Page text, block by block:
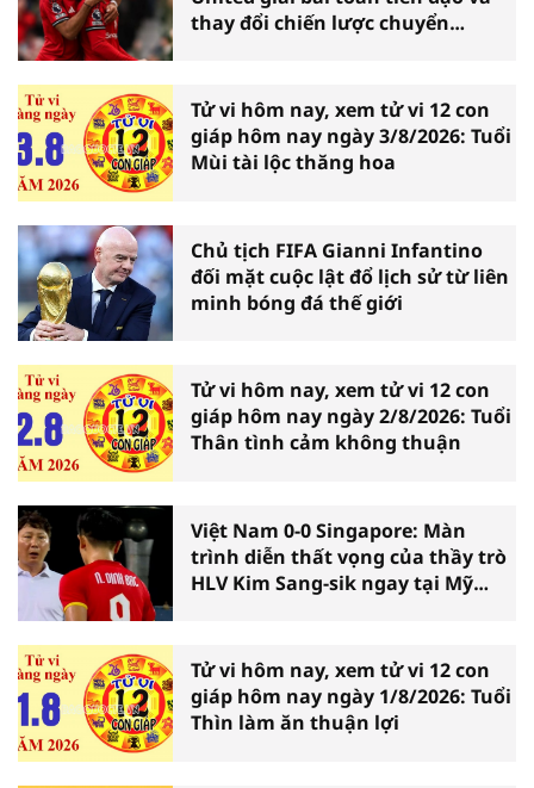
thay đổi chiến lược chuyển
Tử vi hôm nay, xem tử vi 12 con
giáp hôm nay ngày 3/8/2026: Tuổi
Mùi tài lộc thăng hoa
Chủ tịch FIFA Gianni Infantino
đối mặt cuộc lật đổ lịch sử từ liên
minh bóng đá thế giới
Tử vi hôm nay, xem tử vi 12 con
giáp hôm nay ngày 2/8/2026: Tuổi
Thân tình cảm không thuận
Việt Nam 0-0 Singapore: Màn
trình diễn thất vọng của thầy trò
HLV Kim Sang-sik ngay tại Mỹ
Tử vi hôm nay, xem tử vi 12 con
giáp hôm nay ngày 1/8/2026: Tuổi
Thìn làm ăn thuận lợi